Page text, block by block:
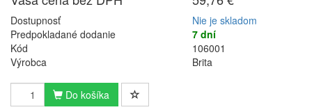
Dostupnosť
Nie je skladom
Predpokladané dodanie
7 dní
Kód
106001
Výrobca
Brita
Do košíka